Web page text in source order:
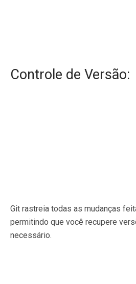
Controle de Versão:
Git rastreia todas as mudanças
permitindo que você recupere
necessário.